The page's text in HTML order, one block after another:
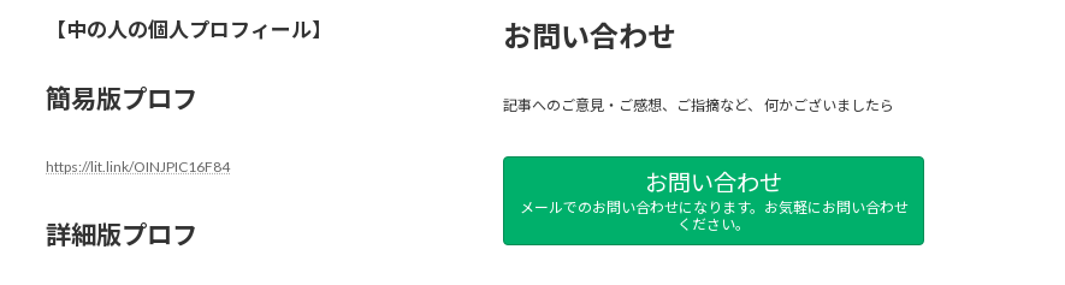
【中の人の個人プロフィール】
簡易版プロフ
https://lit.link/OINJPIC16F84
詳細版プロフ
お問い合わせ
記事へのご意見・ご感想、ご指摘など、 何かございましたら
お問い合わせ
メールでのお問い合わせになります。お気軽にお問い合わせ
ください。